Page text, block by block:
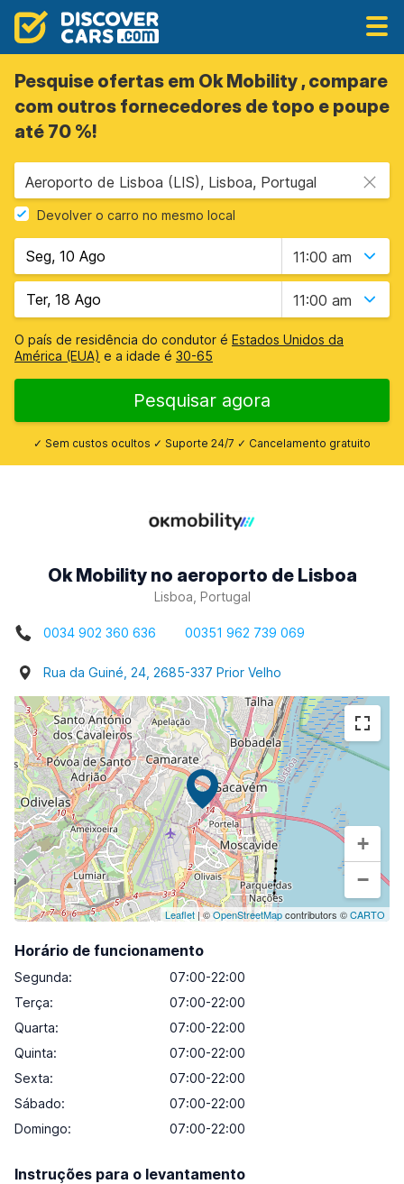
Pesquise ofertas em Ok Mobility , compare
com outros fornecedores de topo e poupe
até 70 %!
Aeroporto de Lisboa (LIS), Lisboa, Portugal
Devolver o carro no mesmo local
11:00 am
11:00 am
O país de residência do condutor é Estados Unidos da
América (EUA) e a idade é 30-65
Pesquisar agora
✓ Sem custos ocultos ✓ Suporte 24/7 ✓ Cancelamento gratuito
Ok Mobility no aeroporto de Lisboa
Lisboa, Portugal
0034 902 360 636 00351 962 739 069
Rua da Guiné, 24, 2685-337 Prior Velho
+
−
Leaflet | ©OpenStreetMapcontributors ©CARTO
Horário de funcionamento
Segunda:
07:00-22:00
Terça:
07:00-22:00
Quarta:
07:00-22:00
Quinta:
07:00-22:00
Sexta:
07:00-22:00
Sábado:
07:00-22:00
Domingo: 07:00-22:00
Instruções para o levantamento